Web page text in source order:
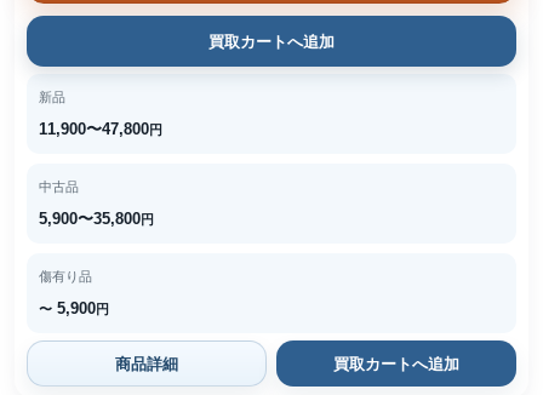
買取カートへ追加
新品
11,900〜47,800円
中古品
5,900〜35,800円
傷有り品
〜 5,900円
商品詳細 買取カートへ追加